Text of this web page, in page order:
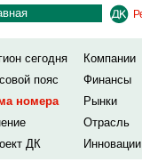
сегодня
Компании
пояс
Финансы
номера
Рынки
Отрасль
ДК
Инновации